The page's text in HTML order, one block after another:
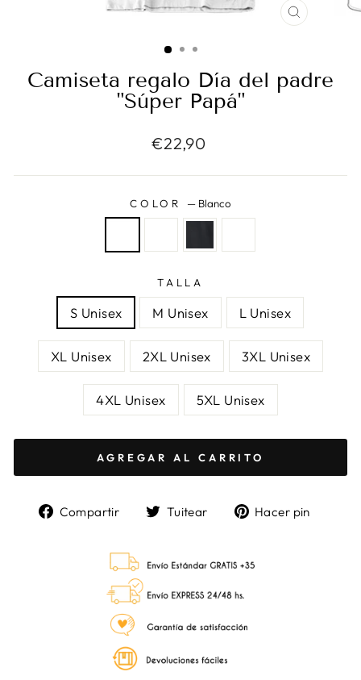
CERRAR
Camiseta regalo Día del padre
"Súper Papá"
Precio
€22,90
COLOR — Blanco
TALLA
S Unisex M Unisex L Unisex
XL Unisex 2XL Unisex 3XL Unisex
4XL Unisex 5XL Unisex
AGREGAR AL CARRITO
Compartir
Compartir
Tuitear
TuitearHacer pin